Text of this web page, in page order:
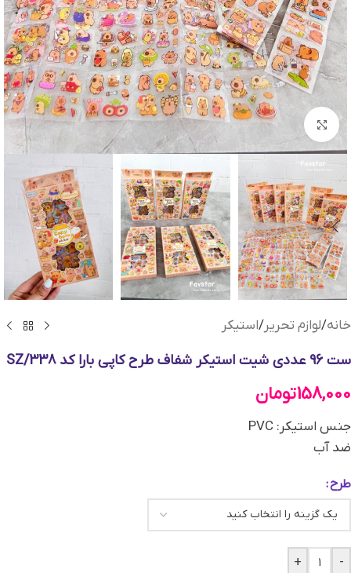
بزرگنمایی تصویر
خانه/لوازم تحریر/استیکر
ست 96 عددی شیت استیکر شفاف طرح کاپی بارا کد SZ/338
158,000تومان
جنس استیکر: PVC
ضد آب
طرح
-
+